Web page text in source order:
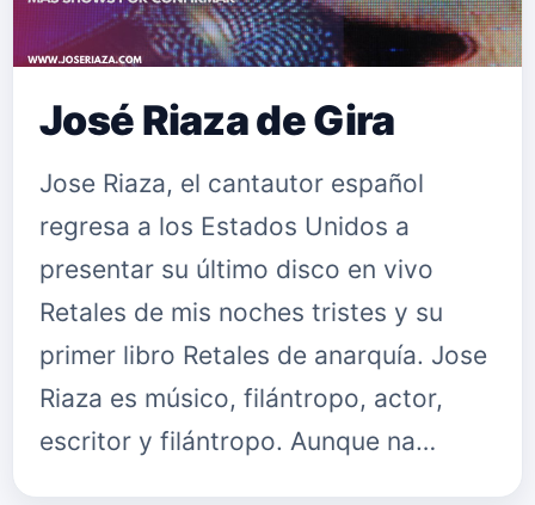
José Riaza de Gira
Jose Riaza, el cantautor español
regresa a los Estados Unidos a
presentar su último disco en vivo
Retales de mis noches tristes y su
primer libro Retales de anarquía. Jose
Riaza es músico, filántropo, actor,
escritor y filántropo. Aunque na…